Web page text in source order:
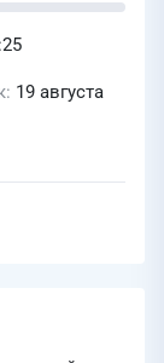
19 августа